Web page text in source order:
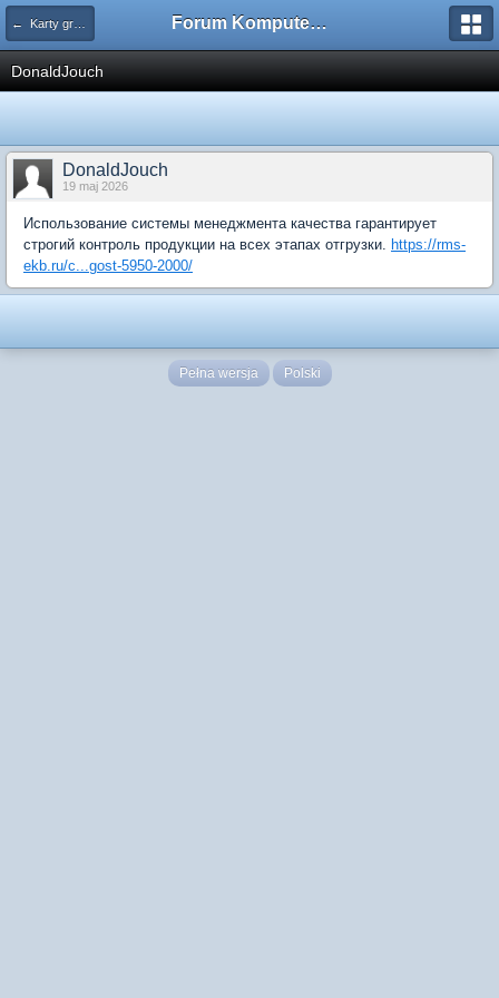
← Karty graficzne i monitory Forum Komputerowe PCFoster.pl
DonaldJouch
DonaldJouch
19 maj 2026
Использование системы менеджмента качества гарантирует
строгий контроль продукции на всех этапах отгрузки. https://rms-
ekb.ru/c...gost-5950-2000/
Pełna wersja Polski